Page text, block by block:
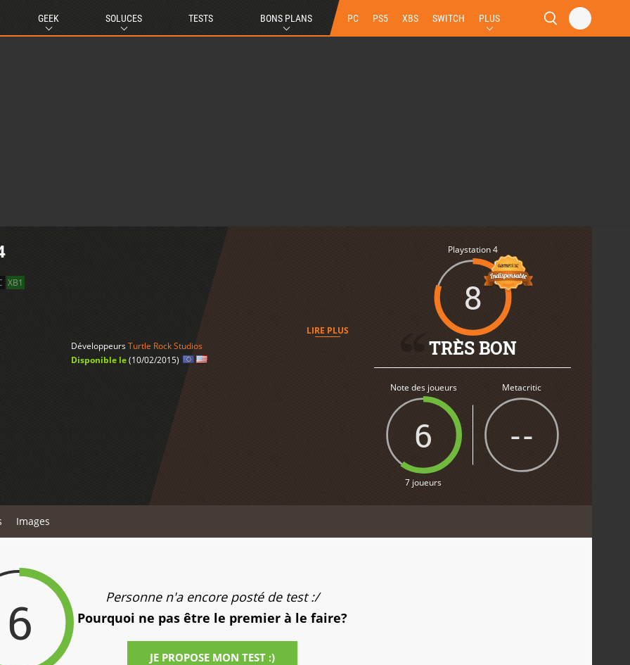
GEEK SOLUCES TESTS BONS PLANS PC PS5 XBS SWITCH PLUS
XB1
LIRE PLUS
DéveloppeursTurtle Rock Studios
Disponible le(10/02/2015)
Playstation 4
8
TRÈS BON
Note des joueurs
6
7 joueurs
Metacritic
--
Images
6
Personne n'a encore posté de test :/
Pourquoi ne pas être le premier à le faire?
JE PROPOSE MON TEST :)